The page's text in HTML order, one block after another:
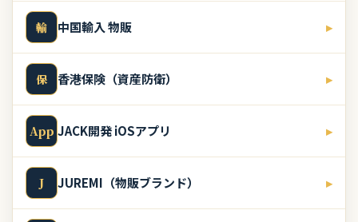
輸 中国輸入 物販 ▸
保 香港保険（資産防衛） ▸
App JACK開発 iOSアプリ ▸
J JUREMI（物販ブランド） ▸